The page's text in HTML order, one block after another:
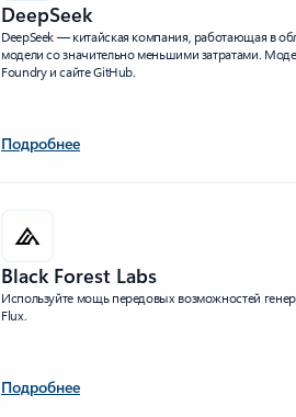
DeepSeek
DeepSeek — китайская компания, работающая в
модели со значительно меньшими затратами.
Foundry и сайте GitHub.
Подробнее
Black Forest Labs
Используйте мощь передовых возможностей
Flux.
Подробнее